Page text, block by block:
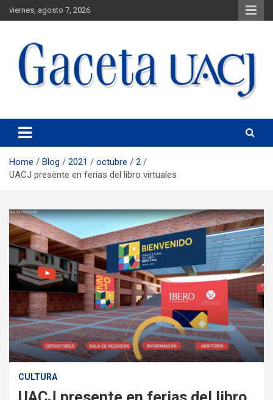
viernes, agosto 7, 2026
Gaceta UACJ
Home Blog 2021 octubre
2
UACJ presente en ferias del libro virtuales
CULTURA